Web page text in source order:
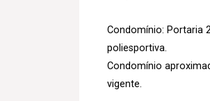
Condomínio: Portaria
poliesportiva.
Condomínio
vigente.